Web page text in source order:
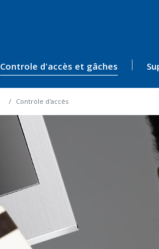
Controle d'accès et gâches
Controle d'accès